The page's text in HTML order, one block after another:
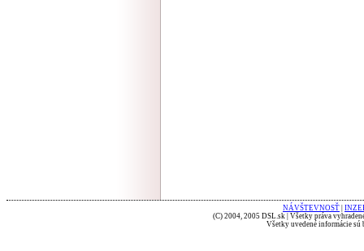
NÁVŠTEVNOSŤ
(C) 2004, 2005 DSL.sk | Všetky práva
Všetky uvedené informácie sú